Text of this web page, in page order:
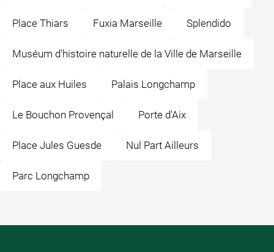
Place Thiars Fuxia Marseille Splendido
Muséum d'histoire naturelle de la Ville de Marseille
Place aux Huiles Palais Longchamp
Le Bouchon Provençal Porte d'Aix
Place Jules Guesde Nul Part Ailleurs
Parc Longchamp